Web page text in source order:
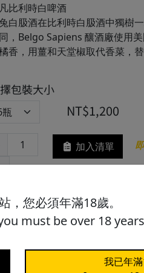
比利時白啤酒
白䏜酒在比利時白䏜酒中獨樹
，Belgo Sapiens 釀酒廠使用
香，用薑和天堂椒取代香菜，替
包裝大小
NT$1,200
加入清單
，您必須年滿18歲。
must be over 18
我已年